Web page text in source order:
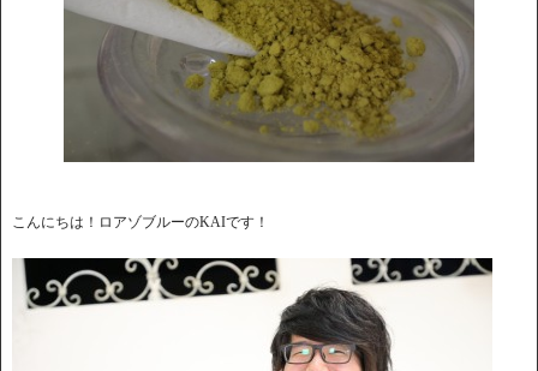
こんにちは！ロアゾブルーのKAIです！